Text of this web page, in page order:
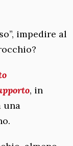
impedire al
, in
una